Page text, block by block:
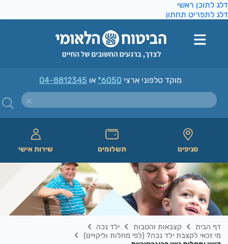
לתוכן ראשי
לתפריט תחתון
מוקד טלפוני ארצי*6050או04-8812345
סניפים תשלומים שירות אישי
דף הבית קצבאות והטבות
ילד נכה
מי זכאי לקצבת ילד נכה? (לפי מחלות וליקויים)